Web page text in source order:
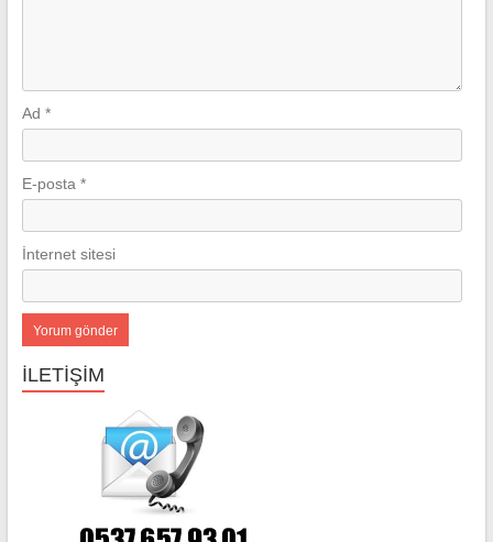
Ad *
E-posta *
İnternet sitesi
İLETİŞİM